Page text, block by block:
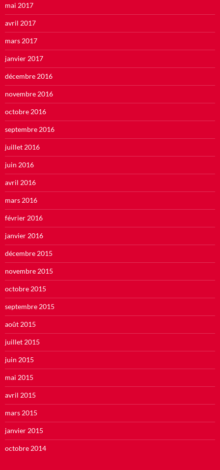
mai 2017
avril 2017
mars 2017
janvier 2017
décembre 2016
novembre 2016
octobre 2016
septembre 2016
juillet 2016
juin 2016
avril 2016
mars 2016
février 2016
janvier 2016
décembre 2015
novembre 2015
octobre 2015
septembre 2015
août 2015
juillet 2015
juin 2015
mai 2015
avril 2015
mars 2015
janvier 2015
octobre 2014